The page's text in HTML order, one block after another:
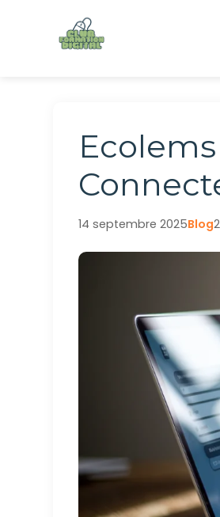
14 septembre 2025Blog